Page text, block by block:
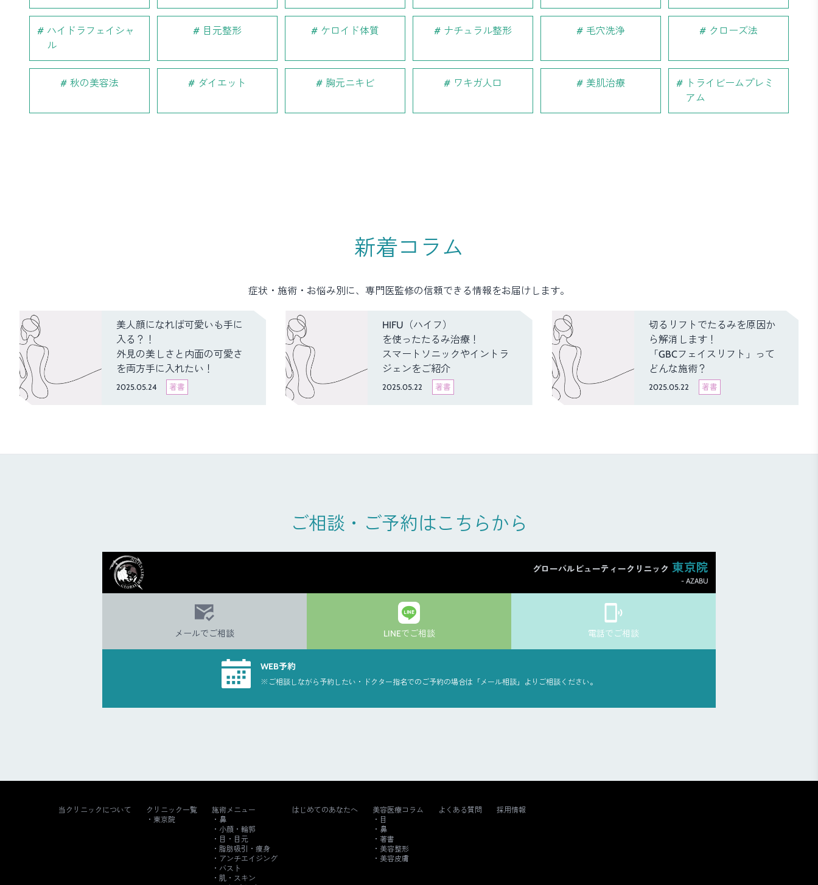
ハイドラフェイシャ
ル
目元整形 ケロイド体質 ナチュラル整形 毛穴洗浄 クローズ法
秋の美容法 ダイエット 胸元ニキビ ワキガ人口 美肌治療
トライビームプレミ
アム
新着コラム
症状・施術・お悩み別に、専門医監修の信頼できる情報をお届けします。
美人顔になれば可愛いも手に
入る？！
外見の美しさと内面の可愛さ
を両方手に入れたい！
2025.05.24 著書
HIFU（ハイフ）
を使ったたるみ治療！
スマートソニックやイントラ
ジェンをご紹介
2025.05.22 著書
切るリフトでたるみを原因か
ら解消します！
「GBCフェイスリフト」って
どんな施術？
2025.05.22 著書
ご相談・ご予約はこちらから
グローバルビューティークリニック 東京院
- AZABU
メールでご相談 LINEでご相談 電話でご相談
WEB予約
※ご相談しながら予約したい・ドクター指名でのご予約の場合は「メール相談」よりご相談ください。
当クリニックについて
クリニック一覧
東京院
施術メニュー
鼻
小顔・輪郭
目・目元
脂肪吸引・痩身
アンチエイジング
バスト
肌・スキン
はじめてのあなたへ
美容医療コラム
目
鼻
著書
美容整形
美容皮膚
よくある質問 採用情報